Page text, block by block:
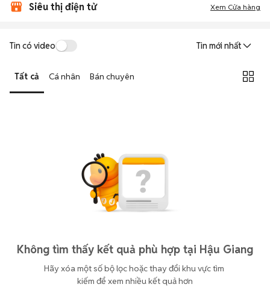
Siêu thị điện tử Xem Cửa hàng
Tin có video Tin mới nhất
Tất cả Cá nhân Bán chuyên
Không tìm thấy kết quả phù hợp tại Hậu Giang
Hãy xóa một số bộ lọc hoặc thay đổi khu vực tìm
kiếm để xem nhiều kết quả hơn